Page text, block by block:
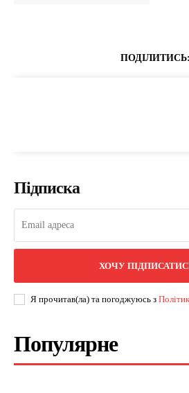
ПОДІЛИТИСЬ:
Підписка
ХОЧУ
Я прочитав(ла) та погоджуюсь з
Популярне